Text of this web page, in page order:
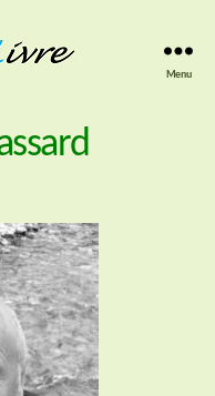
Menu